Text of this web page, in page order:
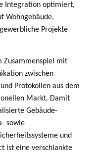
Integration optimiert,
Wohngebäude,
Projekte
Zusammenspiel mit
zwischen
Protokollen aus dem
Markt. Damit
Gebäude-
sowie
und
ist eine verschlankte